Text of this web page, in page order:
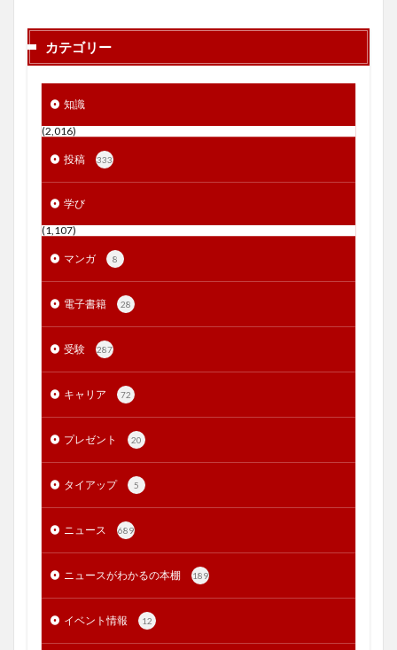
カテゴリー
知識
(2,016)
投稿 333
学び
(1,107)
マンガ 8
電子書籍 28
受験 287
キャリア 72
プレゼント 20
タイアップ 5
ニュース 689
ニュースがわかるの本棚 189
イベント情報 12